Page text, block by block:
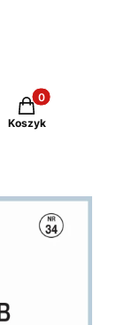
Produkty w
Koszyk